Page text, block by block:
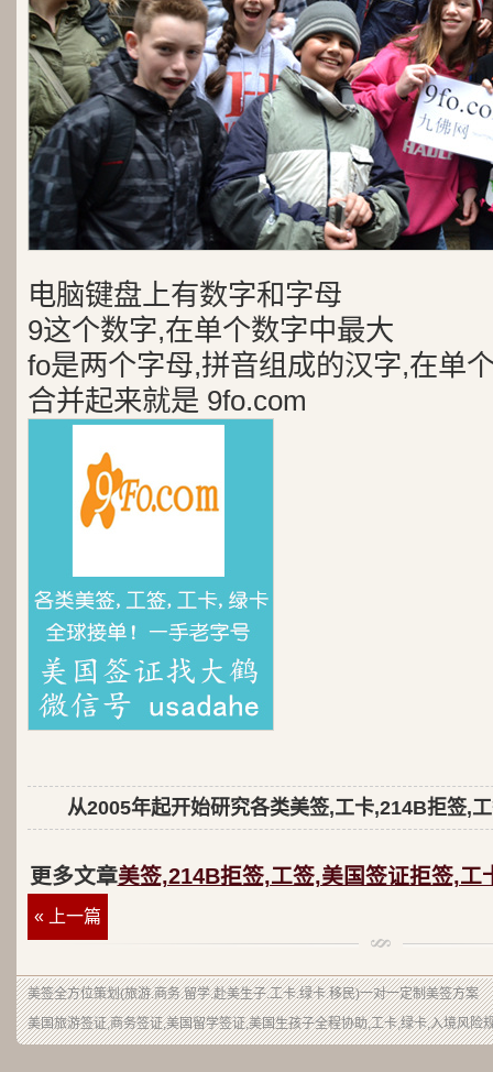
电脑键盘上有数字和字母
9这个数字,在单个数字中最大
fo是两个字母,拼音组成的汉字,在单
合并起来就是 9fo.com
从2005年起开始研究各类美签,工卡,214B拒签,
更多文章美签,214B拒签,工签,美国签证拒签,工
« 上一篇
美签全方位策划(旅游.商务.留学.赴美生子.工卡.绿卡.移民)一对一定制美签方案
美国旅游签证,商务签证,美国留学签证,美国生孩子全程协助,工卡,绿卡,入境风险